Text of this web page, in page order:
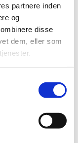
partnere inden
og
disse
dem, eller som
økosystem i